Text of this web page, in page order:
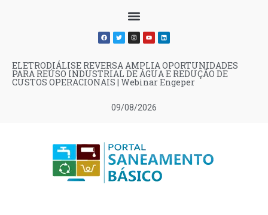
09/08/2026
ELETRODIÁLISE REVERSA AMPLIA OPORTUNIDADES
PARA REÚSO INDUSTRIAL DE ÁGUA E REDUÇÃO DE
CUSTOS OPERACIONAIS | Webinar Engeper